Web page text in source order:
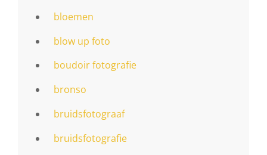
bloemen
blow up foto
boudoir fotografie
bronso
bruidsfotograaf
bruidsfotografie